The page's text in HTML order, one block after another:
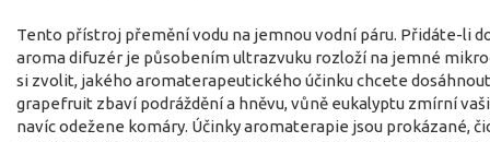
Tento přístroj přemění vodu na jemnou vodní páru. Přidáte-li
aroma difuzér je působením ultrazvuku rozloží na jemné
si zvolit, jakého aromaterapeutického účinku chcete
grapefruit zbaví podráždění a hněvu, vůně eukalyptu zmírní
navíc odežene komáry. Účinky aromaterapie jsou prokázané,